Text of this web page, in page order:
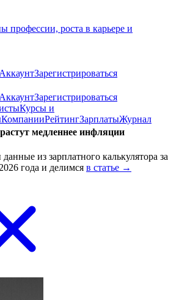
профессии, роста в карьере и
Зарегистрироваться
Зарегистрироваться
Курсы и
КомпанииРейтингЗарплатыЖурнал
медленнее инфляции
из зарплатного калькулятора за
года и делимся в статье →